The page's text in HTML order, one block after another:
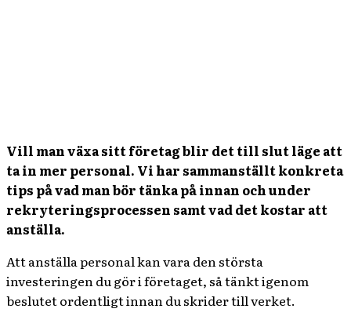
Vill man växa sitt företag blir det till slut läge att
ta in mer personal. Vi har sammanställt konkreta
tips på vad man bör tänka på innan och under
rekryteringsprocessen samt vad det kostar att
anställa.
Att anställa personal kan vara den största
investeringen du gör i företaget, så tänkt igenom
beslutet ordentligt innan du skrider till verket.